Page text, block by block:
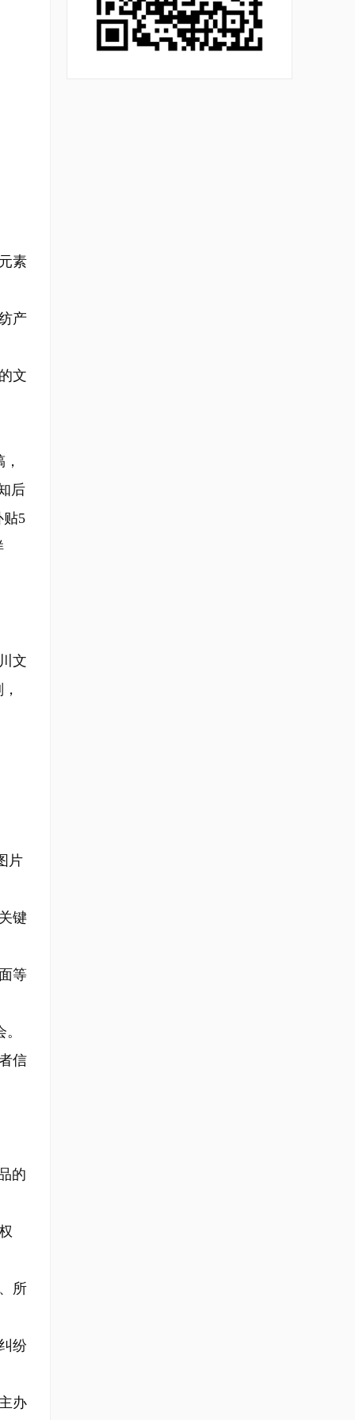
素
产
文
后
贴5
文
片
键
等
信
的
所
纷
办